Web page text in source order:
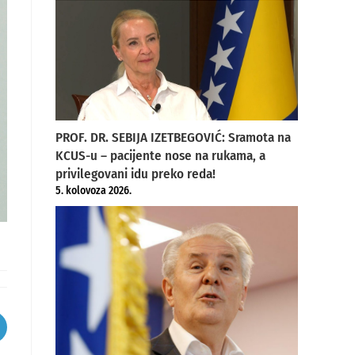
PROF. DR. SEBIJA IZETBEGOVIĆ: Sramota na
KCUS-u – pacijente nose na rukama, a
privilegovani idu preko reda!
5. kolovoza 2026.